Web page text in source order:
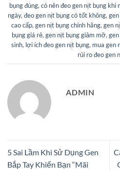
bụng đúng, có nên đeo gen nịt bụng khi
ngày, đeo gen nịt bụng có tốt không,
cao cấp, gen nịt bụng chính hãng, gen
bụng giá rẻ, gen nịt bụng giảm mỡ,
sinh, lợi ích đeo gen nịt bụng, mua gen
rủi ro đeo gen
ADMIN
5 Sai Lầm Khi Sử Dụng Gen
Bắp Tay Khiến Bạn “Mãi